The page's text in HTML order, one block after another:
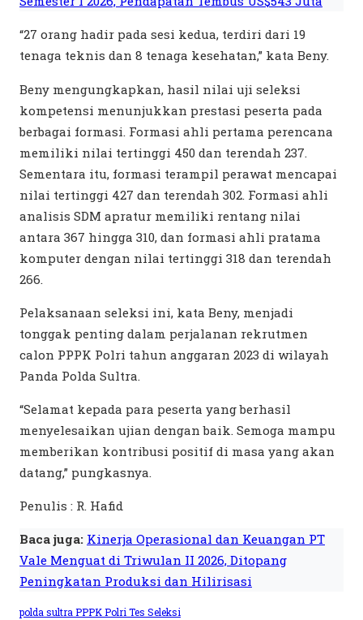
“27 orang hadir pada sesi kedua, terdiri dari 19
tenaga teknis dan 8 tenaga kesehatan,” kata Beny.
Beny mengungkapkan, hasil nilai uji seleksi
kompetensi menunjukkan prestasi peserta pada
berbagai formasi. Formasi ahli pertama perencana
memiliki nilai tertinggi 450 dan terendah 237.
Sementara itu, formasi terampil perawat mencapai
nilai tertinggi 427 dan terendah 302. Formasi ahli
analisis SDM apratur memiliki rentang nilai
antara 367 hingga 310, dan formasi ahli pratama
komputer dengan nilai tertinggi 318 dan terendah
266.
Pelaksanaan seleksi ini, kata Beny, menjadi
tonggak penting dalam perjalanan rekrutmen
calon PPPK Polri tahun anggaran 2023 di wilayah
Panda Polda Sultra.
“Selamat kepada para peserta yang berhasil
menyelesaikan ujian dengan baik. Semoga mampu
memberikan kontribusi positif di masa yang akan
datang,” pungkasnya.
Penulis : R. Hafid
Baca juga: Kinerja Operasional dan Keuangan PT
Vale Menguat di Triwulan II 2026, Ditopang
Peningkatan Produksi dan Hilirisasi
polda sultraPPPK PolriTes Seleksi